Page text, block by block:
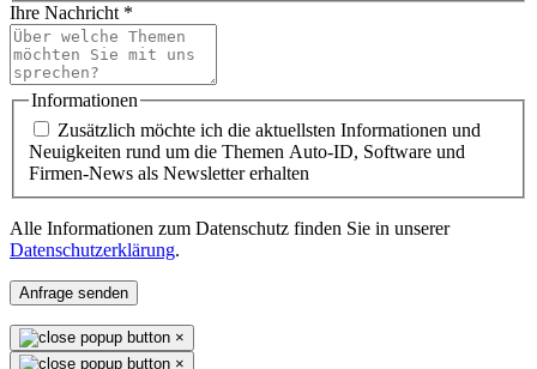
Ihre Nachricht *
Informationen
Zusätzlich möchte ich die aktuellsten Informationen und
Neuigkeiten rund um die Themen Auto-ID, Software und
Firmen-News als Newsletter erhalten
Alle Informationen zum Datenschutz finden Sie in unserer
Datenschutzerklärung.
Anfrage senden
×
×